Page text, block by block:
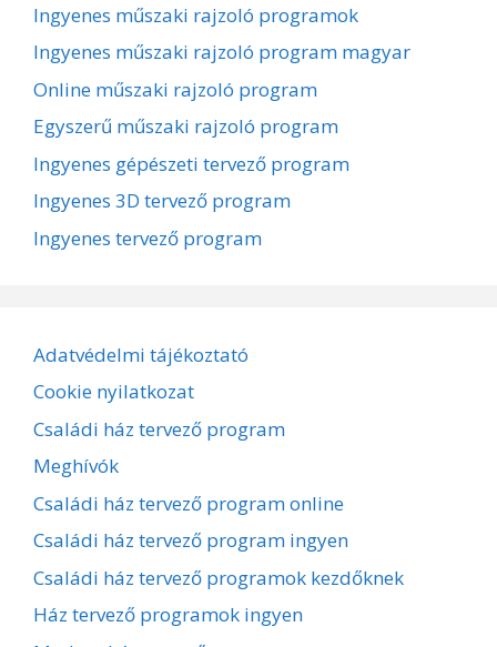
Ingyenes műszaki rajzoló programok
Ingyenes műszaki rajzoló program magyar
Online műszaki rajzoló program
Egyszerű műszaki rajzoló program
Ingyenes gépészeti tervező program
Ingyenes 3D tervező program
Ingyenes tervező program
Adatvédelmi tájékoztató
Cookie nyilatkozat
Családi ház tervező program
Meghívók
Családi ház tervező program online
Családi ház tervező program ingyen
Családi ház tervező programok kezdőknek
Ház tervező programok ingyen